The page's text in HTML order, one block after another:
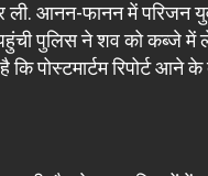
ली. आनन-फानन में परिजन
पुलिस ने शव को कब्जे में
पोस्टमार्टम रिपोर्ट आने के